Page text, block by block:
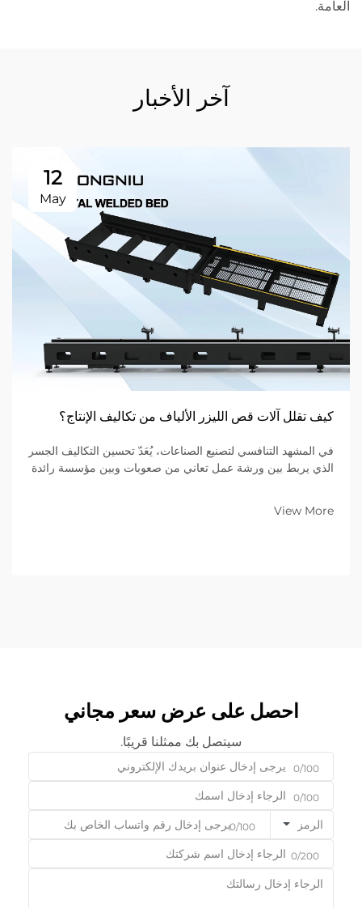
العامة.
آخر الأخبار
12
May
كيف تقلل آلات قص الليزر الألياف من تكاليف الإنتاج؟
في المشهد التنافسي لتصنيع الصناعات، يُعَدّ تحسين التكاليف الجسر
الذي يربط بين ورشة عمل تعاني من صعوبات وبين مؤسسة رائدة
أرضية المصنع تُحدِّد...
View More
احصل على عرض سعر مجاني
سيتصل بك ممثلنا قريبًا.
0/100
0/100
الرمز 0/100
0/200